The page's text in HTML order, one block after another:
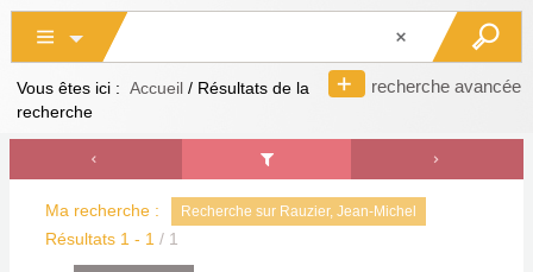
recherche avancée
Vous êtes ici : Accueil / Résultats de la
recherche
Ma recherche : Recherche sur Rauzier, Jean-Michel
Résultats 1 - 1 / 1